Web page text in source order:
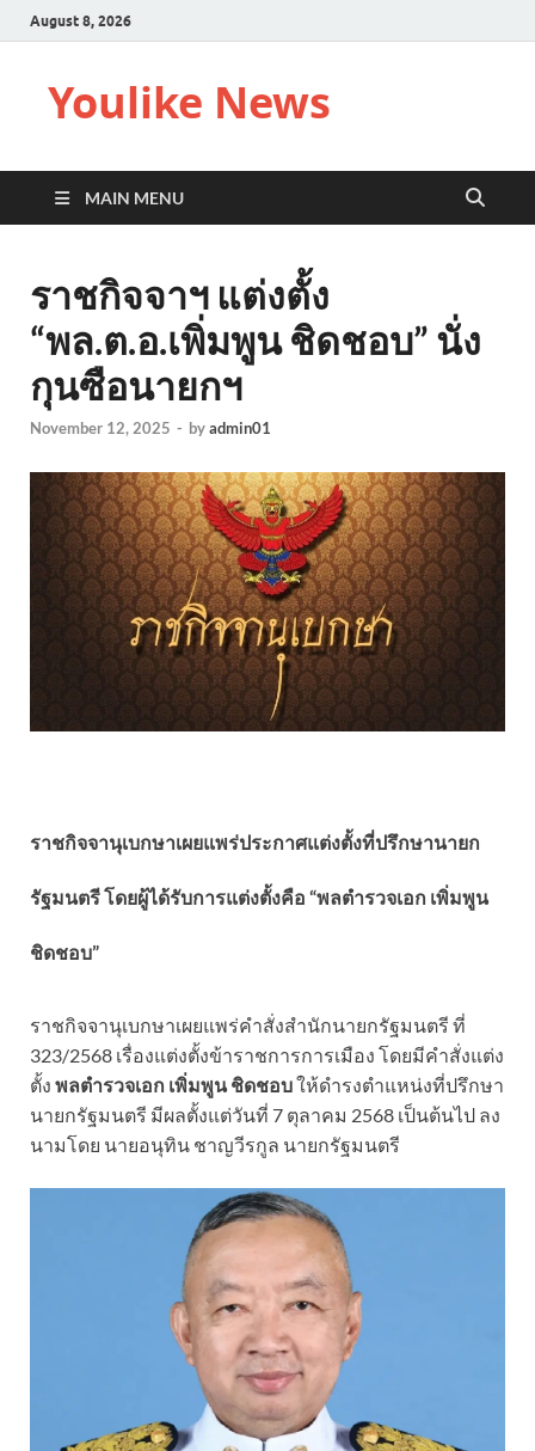
August 8, 2026
Youlike News
MAIN MENU
ราชกิจจาฯ แต่งตั้ง
“พล.ต.อ.เพิ่มพูน ชิดชอบ” นั่ง
กุนซือนายกฯ
November 12, 2025 - byadmin01
ราชกิจจานุเบกษาเผยแพร่ประกาศแต่งตั้งที่ปรึกษานายก
รัฐมนตรี โดยผู้ได้รับการแต่งตั้งคือ “พลตำรวจเอก เพิ่มพูน
ชิดชอบ”
ราชกิจจานุเบกษาเผยแพร่คำสั่งสำนักนายกรัฐมนตรี ที่
323/2568 เรื่องแต่งตั้งข้าราชการการเมือง โดยมีคำสั่งแต่ง
ตั้ง พลตำรวจเอก เพิ่มพูน ชิดชอบให้ดำรงตำแหน่งที่ปรึกษา
นายกรัฐมนตรี มีผลตั้งแต่วันที่ 7 ตุลาคม 2568 เป็นต้นไป ลง
นามโดย นายอนุทิน ชาญวีรกูล นายกรัฐมนตรี